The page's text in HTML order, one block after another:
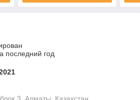
последний год